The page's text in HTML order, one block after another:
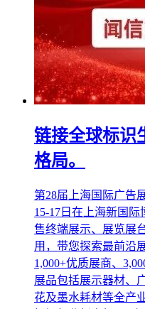
链接全球标识
格局。
第28届上海国际广告
15-17日在上海新国
售终端展示、展览展
用，带您探索最前沿
1,000+优质展商、
展品包括展示器材、
花及墨水耗材等全产